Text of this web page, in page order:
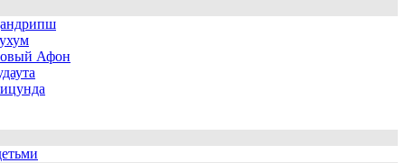
Афон